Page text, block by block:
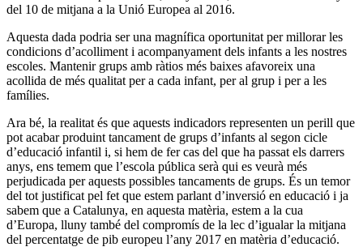
del 10 de mitjana a la Unió Europea al 2016.
Aquesta dada podria ser una magnífica oportunitat per millorar les
condicions d’acolliment i acompanyament dels infants a les nostres
escoles. Mantenir grups amb ràtios més baixes afavoreix una
acollida de més qualitat per a cada infant, per al grup i per a les
famílies.
Ara bé, la realitat és que aquests indicadors representen un perill que
pot acabar produint tancament de grups d’infants al segon cicle
d’educació infantil i, si hem de fer cas del que ha passat els darrers
anys, ens temem que l’escola pública serà qui es veurà més
perjudicada per aquests possibles tancaments de grups. És un temor
del tot justificat pel fet que estem parlant d’inversió en educació i ja
sabem que a Catalunya, en aquesta matèria, estem a la cua
d’Europa, lluny també del compromís de la lec d’igualar la mitjana
del percentatge de pib europeu l’any 2017 en matèria d’educació.